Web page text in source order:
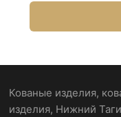
Кованые изделия,
изделия, Нижний